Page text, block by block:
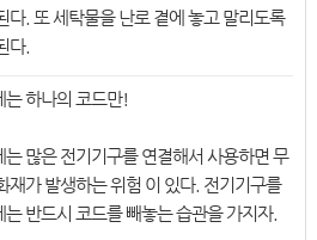
다. 또 세탁물을 난로 곁에 놓고 말리도록
다.
는 하나의 코드만!
는 많은 전기기구를 연결해서 사용하면 무
재가 발생하는 위험 이 있다. 전기기구를
는 반드시 코드를 빼놓는 습관을 가지자.